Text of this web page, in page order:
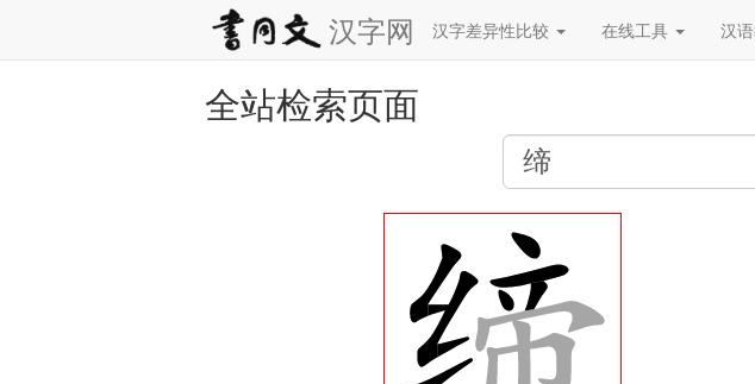
汉字网 汉字差异性比较 在线工具 汉
全站检索页面